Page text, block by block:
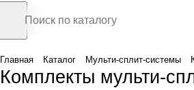
Главная Каталог Мульти-сплит-системы
Комплекты мульти-